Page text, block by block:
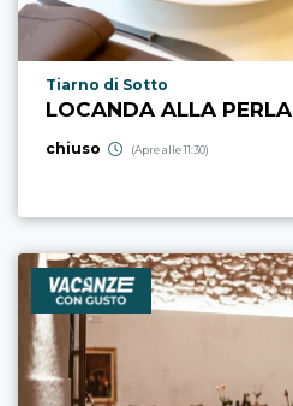
Località punto di interesse
Tiarno di Sotto
LOCANDA ALLA PERLA
chiuso (Apre alle 11:30)